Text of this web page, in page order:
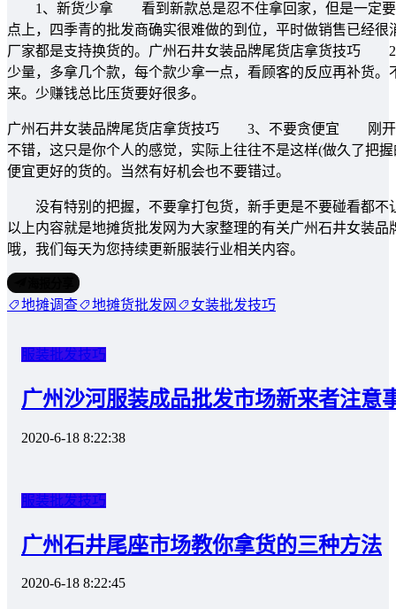
1、新货少拿 看到新款总是忍不住拿回家，但是一定要
点上，四季青的批发商确实很难做的到位，平时做销售已经
厂家都是支持换货的。广州石井女装品牌尾货店拿货技巧
少量，多拿几个款，每个款少拿一点，看顾客的反应再补货
来。少赚钱总比压货要好很多。
广州石井女装品牌尾货店拿货技巧 3、不要贪便宜 刚开始
不错，这只是你个人的感觉，实际上往往不是这样(做久了把
便宜更好的货的。当然有好机会也不要错过。
没有特别的把握，不要拿打包货，新手更是不要碰看都不
以上内容就是地摊货批发网为大家整理的有关广州石井女装
哦，我们每天为您持续更新服装行业相关内容。
地摊调查 地摊货批发网 女装批发技巧
服装批发技巧
广州沙河服装成品批发市场新来者注意
2020-6-18 8:22:38
服装批发技巧
广州石井尾座市场教你拿货的三种方法
2020-6-18 8:22:45